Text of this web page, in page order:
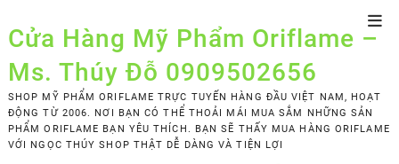
to
content
Cửa Hàng Mỹ Phẩm Oriflame –
Ms. Thúy Đỗ 0909502656
SHOP MỸ PHẨM ORIFLAME TRỰC TUYẾN HÀNG ĐẦU VIỆT NAM, HOẠT
ĐỘNG TỪ 2006. NƠI BẠN CÓ THỂ THOẢI MÁI MUA SẮM NHỮNG SẢN
PHẨM ORIFLAME BẠN YÊU THÍCH. BẠN SẼ THẤY MUA HÀNG ORIFLAME
VỚI NGỌC THÚY SHOP THẬT DỄ DÀNG VÀ TIỆN LỢI